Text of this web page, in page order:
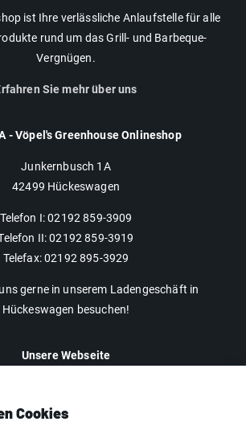
Cookies
ist Ihre verlässliche Anlaufstelle für alle
rund um das Grill- und Barbeque-
Vergnügen.
Sie mehr über uns
- Vöpel's Greenhouse Onlineshop
Junkernbusch 1A
42499 Hückeswagen
Telefon I: 02192 859-3909
II: 02192 859-3919
Telefax: 02192 895-3929
gerne in unserem Ladengeschäft in
Hückeswagen besuchen!
Unsere Webseite
Datenschutz